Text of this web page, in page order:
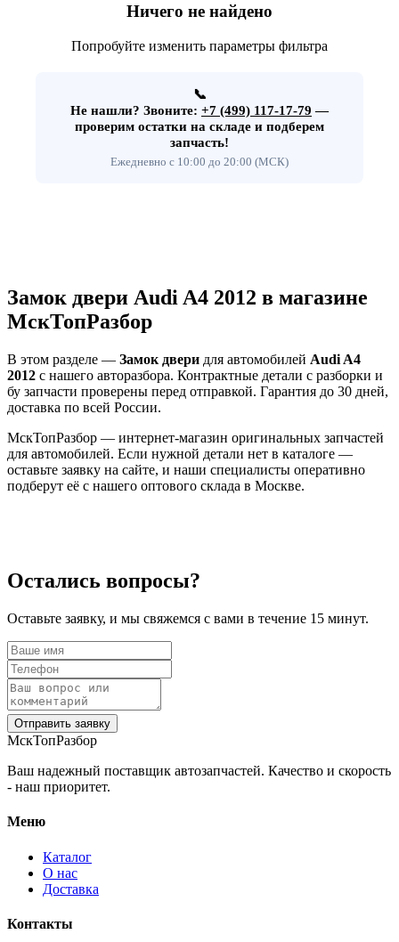
Ничего не найдено
Попробуйте изменить параметры фильтра
📞
Не нашли? Звоните: +7 (499) 117-17-79 —
проверим остатки на складе и подберем
запчасть!
Ежедневно с 10:00 до 20:00 (МСК)
Замок двери Audi A4 2012 в магазине
МскТопРазбор
В этом разделе — Замок двери для автомобилей Audi A4
2012 с нашего авторазбора. Контрактные детали с разборки и
бу запчасти проверены перед отправкой. Гарантия до 30 дней,
доставка по всей России.
МскТопРазбор — интернет-магазин оригинальных запчастей
для автомобилей. Если нужной детали нет в каталоге —
оставьте заявку на сайте, и наши специалисты оперативно
подберут её с нашего оптового склада в Москве.
Остались вопросы?
Оставьте заявку, и мы свяжемся с вами в течение 15 минут.
Отправить заявку
МскТопРазбор
Ваш надежный поставщик автозапчастей. Качество и скорость
- наш приоритет.
Меню
Каталог
О нас
Доставка
Контакты